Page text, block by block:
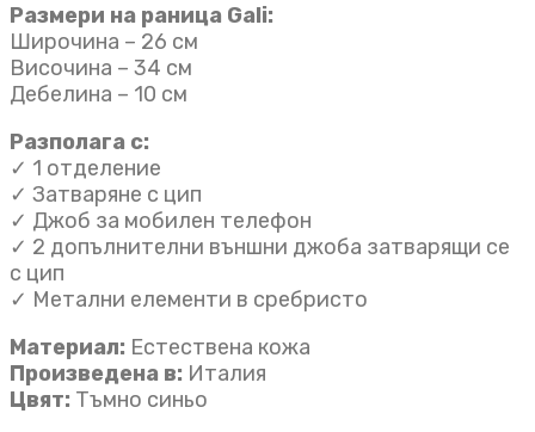
Размери на раница Gali:
Широчина – 26 см
Височина – 34 см
Дебелина – 10 см
Разполага с:
✓ 1 отделение
✓ Затваряне с цип
✓ Джоб за мобилен телефон
✓ 2 допълнителни външни джоба затварящи се
с цип
✓ Метални елементи в сребристо
Материал: Естествена кожа
Произведена в: Италия
Цвят: Тъмно синьо